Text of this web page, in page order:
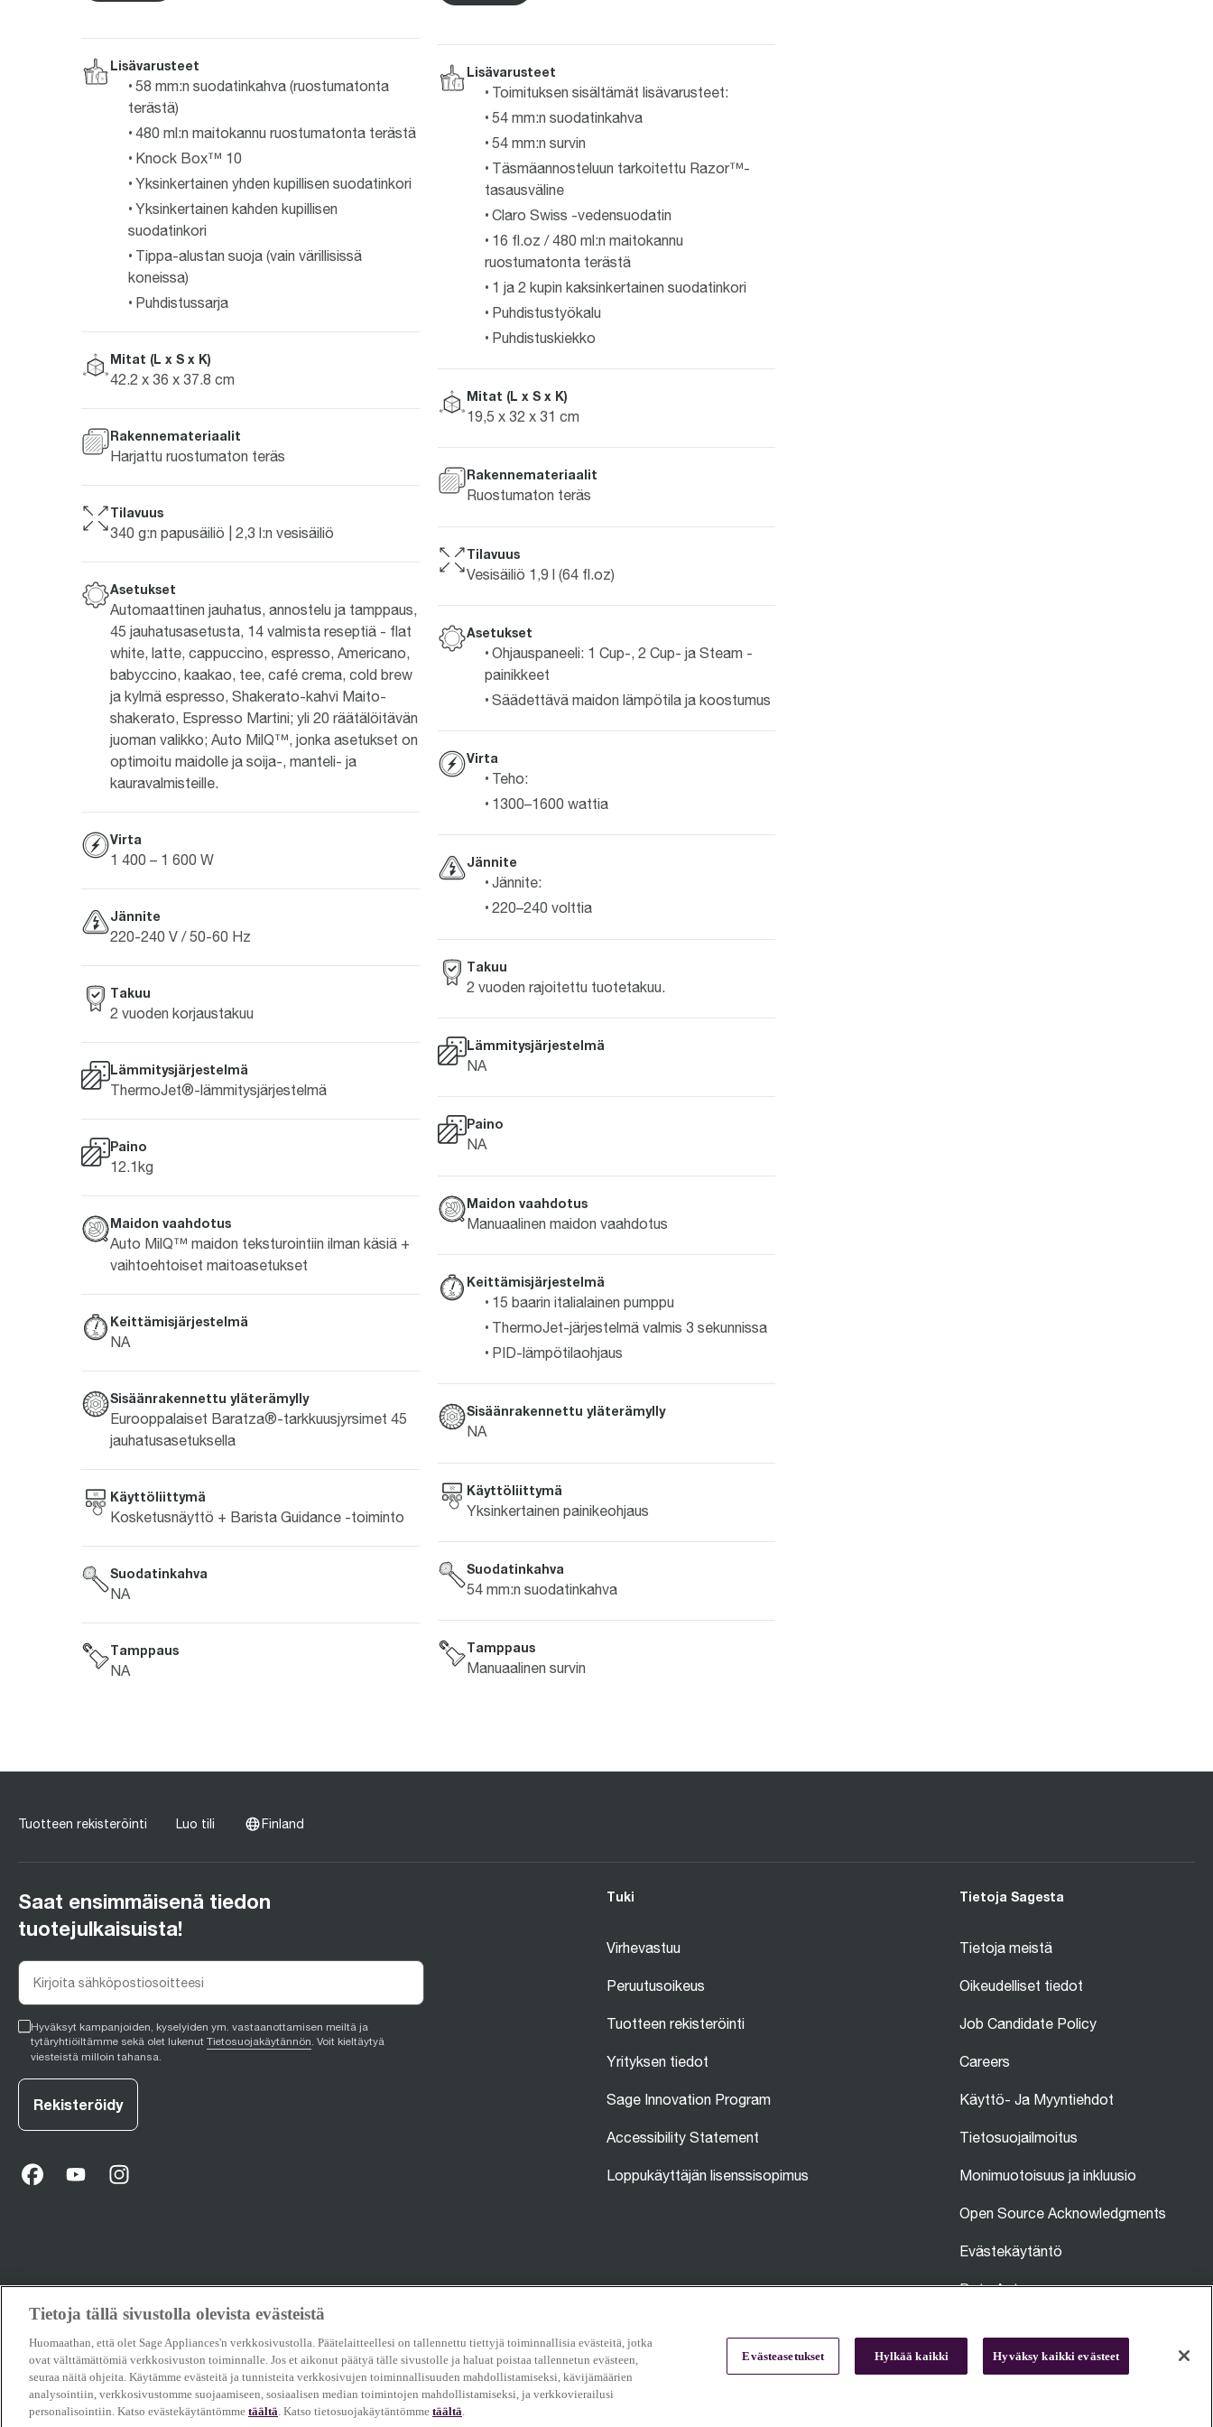
Lisävarusteet
58 mm:n suodatinkahva (ruostumatonta
terästä)
480 ml:n maitokannu ruostumatonta terästä
Knock Box™ 10
Yksinkertainen yhden kupillisen suodatinkori
Yksinkertainen kahden kupillisen
suodatinkori
Tippa-alustan suoja (vain värillisissä
koneissa)
Puhdistussarja
Mitat (L x S x K)
42.2 x 36 x 37.8 cm
Rakennemateriaalit
Harjattu ruostumaton teräs
Tilavuus
340 g:n papusäiliö | 2,3 l:n vesisäiliö
Asetukset
Automaattinen jauhatus, annostelu ja tamppaus,
45 jauhatusasetusta, 14 valmista reseptiä - flat
white, latte, cappuccino, espresso, Americano,
babyccino, kaakao, tee, café crema, cold brew
ja kylmä espresso, Shakerato-kahvi Maito-
shakerato, Espresso Martini; yli 20 räätälöitävän
juoman valikko; Auto MilQ™, jonka asetukset on
optimoitu maidolle ja soija-, manteli- ja
kauravalmisteille.
Virta
1 400 – 1 600 W
Jännite
220-240 V / 50-60 Hz
Takuu
2 vuoden korjaustakuu
Lämmitysjärjestelmä
ThermoJet®-lämmitysjärjestelmä
Paino
12.1kg
Maidon vaahdotus
Auto MilQ™ maidon teksturointiin ilman käsiä +
vaihtoehtoiset maitoasetukset
Keittämisjärjestelmä
NA
Sisäänrakennettu yläterämylly
Eurooppalaiset Baratza®-tarkkuusjyrsimet 45
jauhatusasetuksella
Käyttöliittymä
Kosketusnäyttö + Barista Guidance -toiminto
Suodatinkahva
NA
Tamppaus
NA
Lisävarusteet
Toimituksen sisältämät lisävarusteet:
54 mm:n suodatinkahva
54 mm:n survin
Täsmäannosteluun tarkoitettu Razor™-
tasausväline
Claro Swiss -vedensuodatin
16 fl.oz / 480 ml:n maitokannu
ruostumatonta terästä
1 ja 2 kupin kaksinkertainen suodatinkori
Puhdistustyökalu
Puhdistuskiekko
Mitat (L x S x K)
19,5 x 32 x 31 cm
Rakennemateriaalit
Ruostumaton teräs
Tilavuus
Vesisäiliö 1,9 l (64 fl.oz)
Asetukset
Ohjauspaneeli: 1 Cup-, 2 Cup- ja Steam -
painikkeet
Säädettävä maidon lämpötila ja koostumus
Virta
Teho:
1300–1600 wattia
Jännite
Jännite:
220–240 volttia
Takuu
2 vuoden rajoitettu tuotetakuu.
Lämmitysjärjestelmä
NA
Paino
NA
Maidon vaahdotus
Manuaalinen maidon vaahdotus
Keittämisjärjestelmä
15 baarin italialainen pumppu
ThermoJet-järjestelmä valmis 3 sekunnissa
PID-lämpötilaohjaus
Sisäänrakennettu yläterämylly
NA
Käyttöliittymä
Yksinkertainen painikeohjaus
Suodatinkahva
54 mm:n suodatinkahva
Tamppaus
Manuaalinen survin
Tuotteen rekisteröinti Luo tili Finland
Saat ensimmäisenä tiedon
tuotejulkaisuista!
Hyväksyt kampanjoiden, kyselyiden ym. vastaanottamisen meiltä ja
tytäryhtiöiltämme sekä olet lukenut Tietosuojakäytännön . Voit kieltäytyä
viesteistä milloin tahansa.
Rekisteröidy
facebook
opens in new tab
youtube
opens in new tab
instagram
opens in new tab
© 2026 Breville Pty Limited. Kaikki oikeudet pidätetään.
Tuki
Virhevastuu
Peruutusoikeus
Tuotteen rekisteröinti
Yrityksen tiedot
Sage Innovation Program
Accessibility Statement
Loppukäyttäjän lisenssisopimus
Tietoja Sagesta
Tietoja meistä
Oikeudelliset tiedot
Job Candidate Policy
Careers
Käyttö- Ja Myyntiehdot
Tietosuojailmoitus
Monimuotoisuus ja inkluusio
Open Source Acknowledgments
Evästekäytäntö
Data Act
Osa tämän sivuston sisällöstä on luotu tai muokattu tekoälyn avulla. Tuotteidemme, ruokien ja kahvin kuvamateriaali
heijastaa todellisia tuloksia.
Tietoja tällä sivustolla olevista evästeistä
Huomaathan, että olet Sage Appliances'n verkkosivustolla. Päätelaitteellesi on tallennettu tiettyjä toiminnallisia evästeitä, jotka
ovat välttämättömiä verkkosivuston toiminnalle. Jos et aikonut päätyä tälle sivustolle ja haluat poistaa tallennetun evästeen,
seuraa näitä ohjeita. Käytämme evästeitä ja tunnisteita verkkosivujen toiminnallisuuden mahdollistamiseksi, kävijämäärien
analysointiin, verkkosivustomme suojaamiseen, sosiaalisen median toimintojen mahdollistamiseksi, ja verkkovierailusi
personalisointiin. Katso evästekäytäntömme täältä. Katso tietosuojakäytäntömme täältä.
Evästeasetukset Hylkää kaikki Hyväksy kaikki evästeet